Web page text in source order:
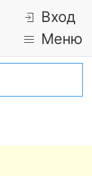
Вход
Меню